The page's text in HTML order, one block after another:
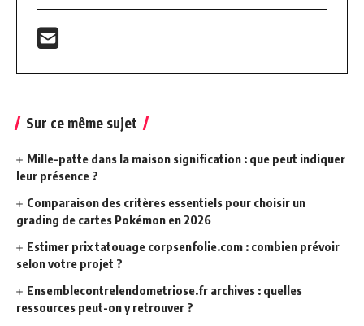
Sur ce même sujet
Mille-patte dans la maison signification : que peut indiquer
leur présence ?
Comparaison des critères essentiels pour choisir un
grading de cartes Pokémon en 2026
Estimer prix tatouage corpsenfolie.com : combien prévoir
selon votre projet ?
Ensemblecontrelendometriose.fr archives : quelles
ressources peut-on y retrouver ?